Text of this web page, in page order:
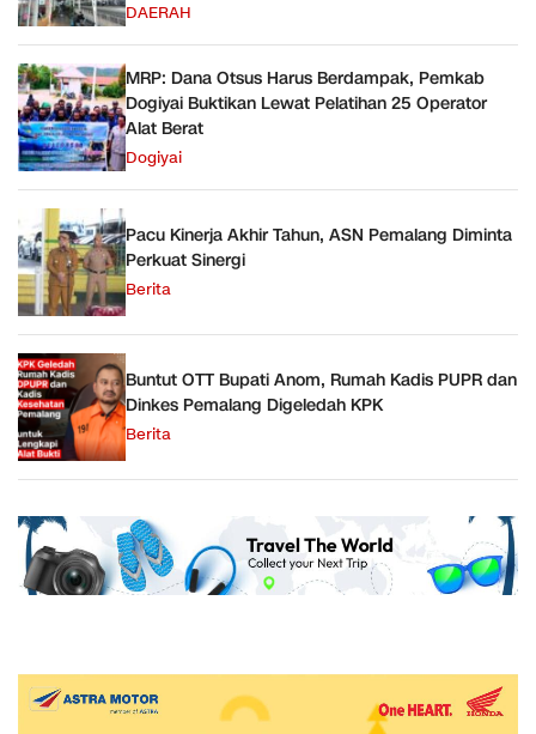
DAERAH
MRP: Dana Otsus Harus Berdampak, Pemkab
Dogiyai Buktikan Lewat Pelatihan 25 Operator
Alat Berat
Dogiyai
Pacu Kinerja Akhir Tahun, ASN Pemalang Diminta
Perkuat Sinergi
Berita
Buntut OTT Bupati Anom, Rumah Kadis PUPR dan
Dinkes Pemalang Digeledah KPK
Berita